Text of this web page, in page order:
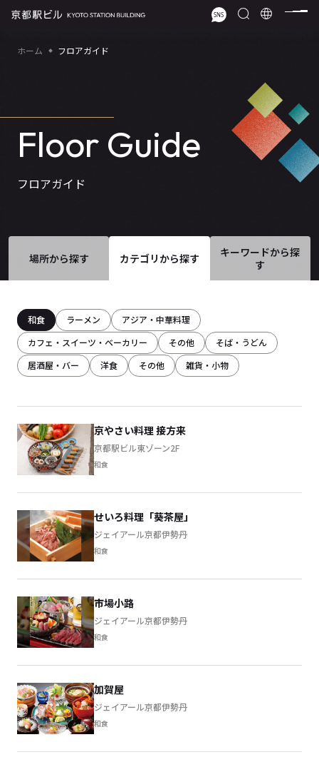
ホーム フロアガイド
Floor Guide
フロアガイド
場所から探す カテゴリから探す
キーワードから探
す
和食 ラーメン
アジア・中華料理
カフェ・スイーツ・ベーカリー
その他
そば・うどん
居酒屋・バー
洋食 その他 雑貨・小物
京やさい料理 接方来
京都駅ビル東ゾーン2F
和食
せいろ料理「葵茶屋」
ジェイアール京都伊勢丹
和食
市場小路
ジェイアール京都伊勢丹
和食
加賀屋
ジェイアール京都伊勢丹
和食